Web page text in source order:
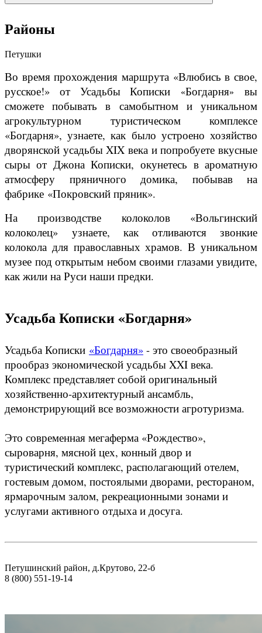
Районы
Петушки
Во время прохождения маршрута «Влюбись в свое,
русское!» от Усадьбы Кописки
«Богдарня»
вы
сможете побывать в самобытном и уникальном
агрокультурном туристическом комплексе
«Богдарня», узнаете, как было устроено хозяйство
дворянской усадьбы XIX века и попробуете вкусные
сыры от Джона Кописки,окунетесь в ароматную
атмосферу пряничного домика, побывав на
фабрике «Покровский пряник».
На производстве колоколов «Вольгинский
колоколец» узнаете, как отливаются звонкие
колокола для православных храмов. В уникальном
музее под открытым небом своими глазами увидите,
как жили на Руси наши предки.
Усадьба Кописки «Богдарня»
Усадьба Кописки «Богдарня» - это своеобразный
прообраз экономической усадьбы XXI века.
Комплекс представляет собой оригинальный
хозяйственно-архитектурный ансамбль,
демонстрирующий все возможности агротуризма.
Это современная мегаферма «Рождество»,
сыроварня, мясной цех, конный двор и
туристический комплекс, располагающий отелем,
гостевым домом, постоялыми дворами, рестораном,
ярмарочным залом, рекреационными зонами и
услугами активного отдыха и досуга.
Петушинский район, д.Крутово, 22-б
8 (800) 551-19-14